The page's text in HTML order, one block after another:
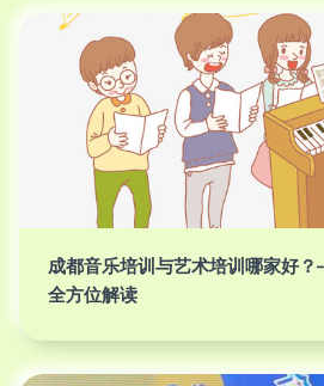
成都音乐培训与艺术培训哪家好
全方位解读